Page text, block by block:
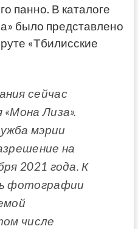
панно. В каталоге
было представлено
«Тбилисские
сейчас
Лиза».
мэрии
на
2021 года. К
фотографии
числе